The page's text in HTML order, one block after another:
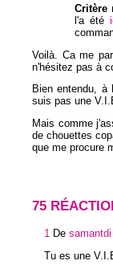
Critère
l'a été
Voilà. Ca me
n'hésitez pas à
Bien entendu,
suis pas une
Mais comme
de chouettes
que me procure
75
1 De samantdi
Tu es une